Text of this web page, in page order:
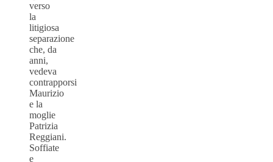
verso
la
litigiosa
separazione
che, da
anni,
vedeva
contrapporsi
Maurizio
e la
moglie
Patrizia
Reggiani.
Soffiate
e